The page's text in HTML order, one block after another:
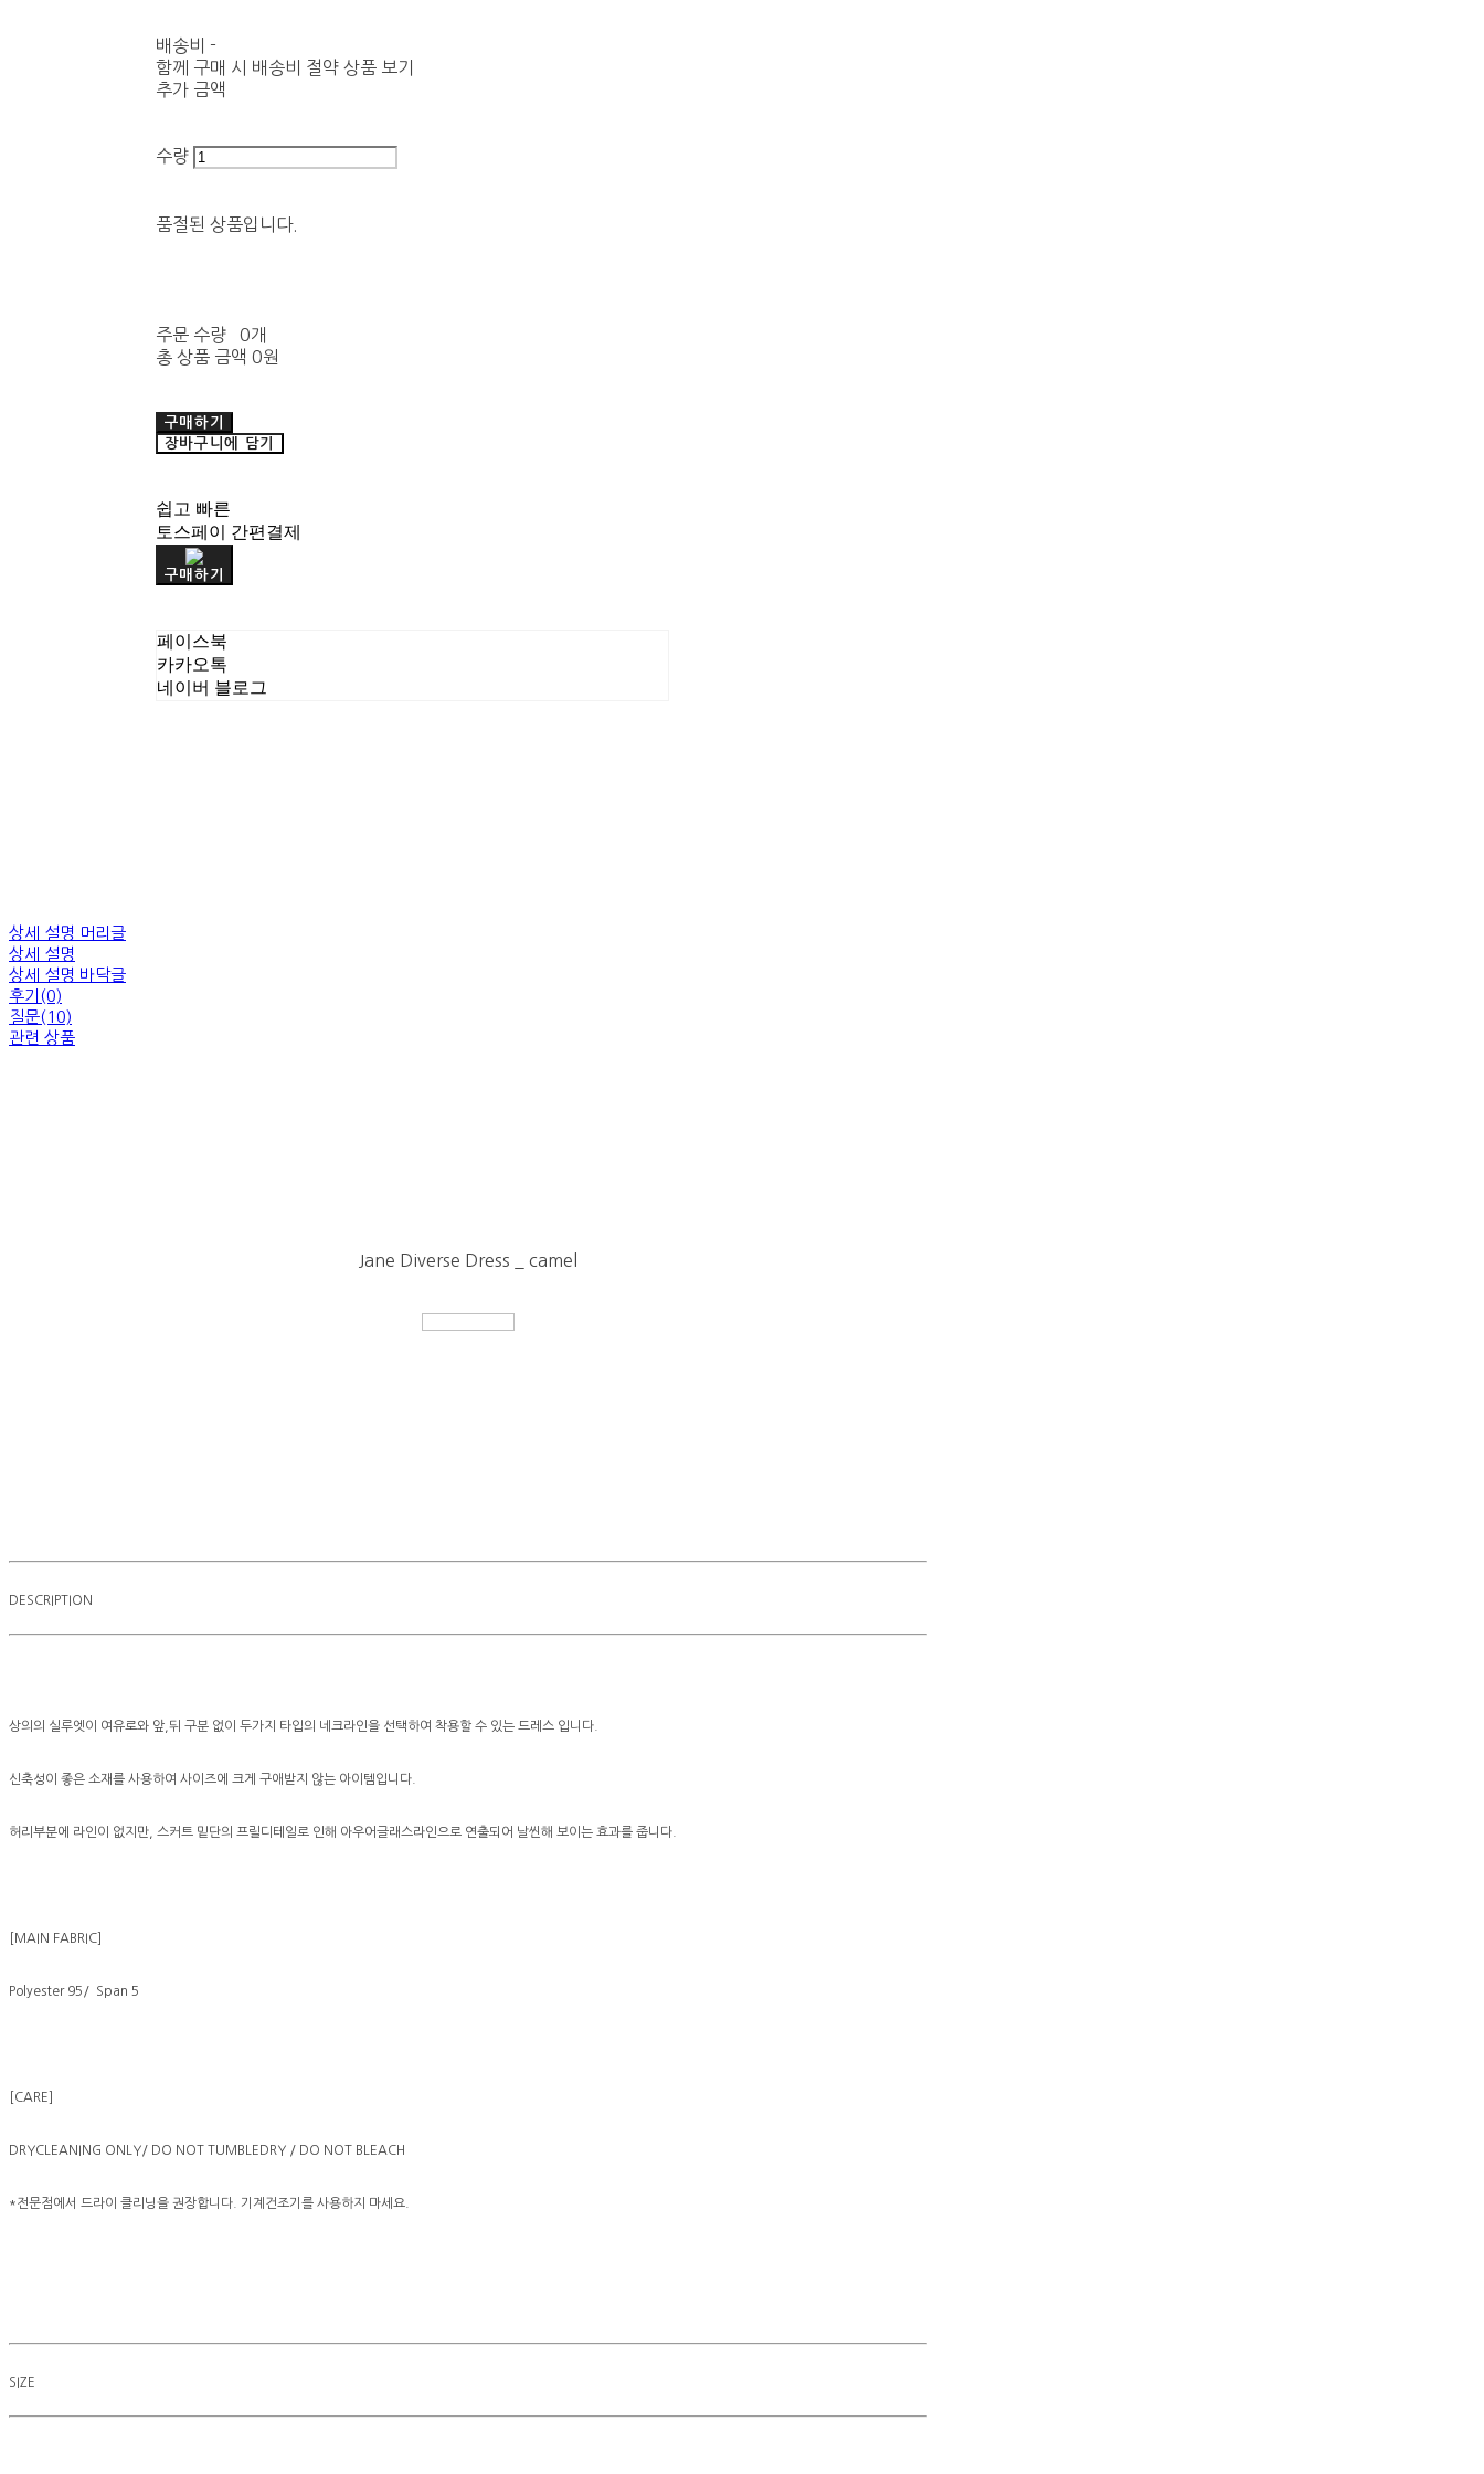
배송비 -
함께 구매 시 배송비 절약 상품 보기
추가 금액
수량
품절된 상품입니다.
주문 수량
0개
총 상품 금액 0원
구매하기
장바구니에 담기
쉽고 빠른
토스페이 간편결제
구매하기
페이스북
카카오톡
네이버 블로그
상세 설명 머리글
상세 설명
상세 설명 바닥글
후기(0)
질문(10)
관련 상품
Jane Diverse Dress _ camel
DESCRIPTION
상의의 실루엣이 여유로와 앞,뒤 구분 없이 두가지 타입의 네크라인을 선택하여 착용할 수 있는 드레스 입니다.
신축성이 좋은 소재를 사용하여 사이즈에 크게 구애받지 않는 아이템입니다.
허리부분에 라인이 없지만, 스커트 밑단의 프릴디테일로 인해 아우어글래스라인으로 연출되어 날씬해 보이는 효과를 줍니다.
[MAIN FABRIC]
Polyester 95/ Span 5
[CARE]
DRYCLEANING ONLY/ DO NOT TUMBLEDRY / DO NOT BLEACH
*전문점에서 드라이 클리닝을 권장합니다. 기계건조기를 사용하지 마세요.
SIZE